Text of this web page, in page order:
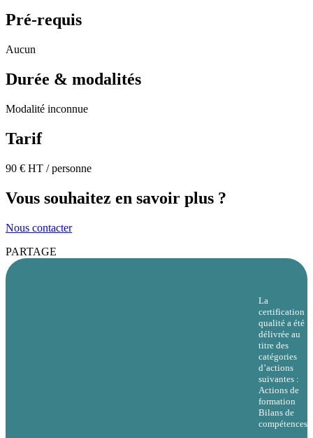
Pré-requis
Aucun
Durée & modalités
Modalité inconnue
Tarif
90 € HT / personne
Vous souhaitez en savoir plus ?
Nous contacter
PARTAGE
La
certification
qualité a été
délivrée au
titre des
catégories
d’actions
suivantes :
Actions de
formation
Bilans de
compétences